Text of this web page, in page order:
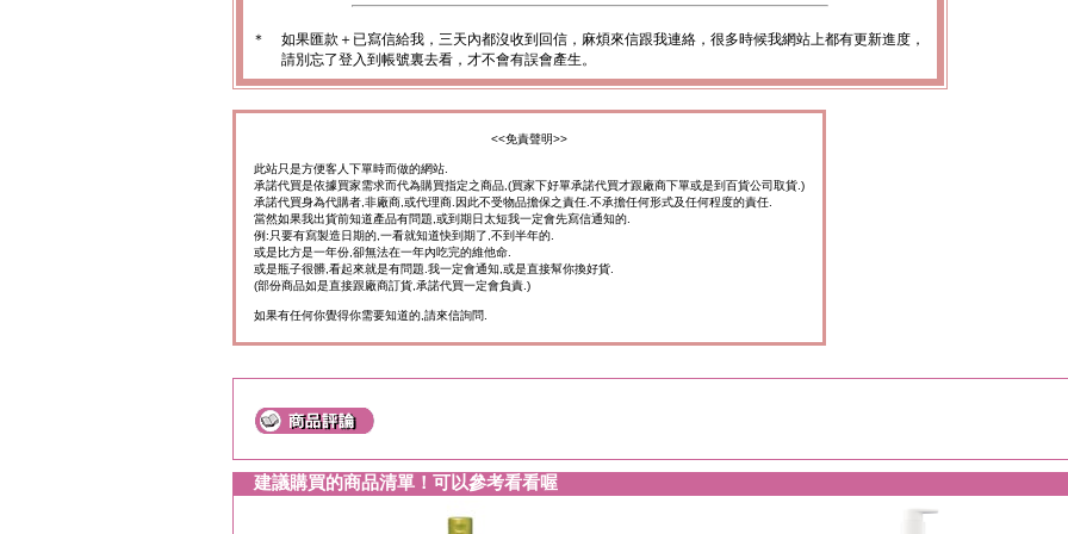
＊
如果匯款＋已寫信給我，三天內都沒收到回信，麻煩來信跟我連絡，很多時候我網站上都有更新進度，
請別忘了登入到帳號裏去看，才不會有誤會產生。
<<免責聲明>>
此站只是方便客人下單時而做的網站.
承諾代買是依據買家需求而代為購買指定之商品,(買家下好單承諾代買才跟廠商下單或是到百貨公司取貨.)
承諾代買身為代購者,非廠商,或代理商.因此不受物品擔保之責任.不承擔任何形式及任何程度的責任.
當然如果我出貨前知道產品有問題,或到期日太短我一定會先寫信通知的.
例:只要有寫製造日期的,一看就知道快到期了,不到半年的.
或是比方是一年份,卻無法在一年內吃完的維他命.
或是瓶子很髒,看起來就是有問題.我一定會通知,或是直接幫你換好貨.
(部份商品如是直接跟廠商訂貨,承諾代買一定會負責.)
如果有任何你覺得你需要知道的,請來信詢問.
建議購買的商品清單！可以參考看看喔